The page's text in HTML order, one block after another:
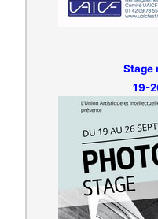
Stage
19-